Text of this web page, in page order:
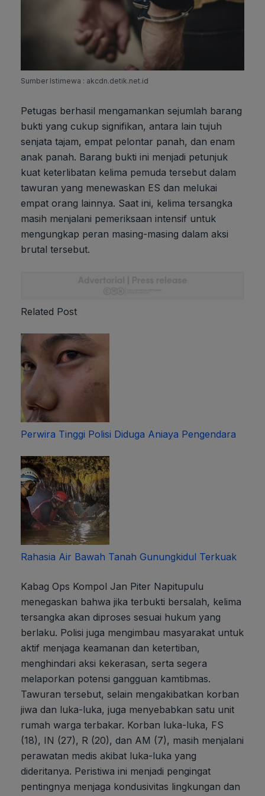
Sumber Istimewa : akcdn.detik.net.id
Petugas berhasil mengamankan sejumlah barang
bukti yang cukup signifikan, antara lain tujuh
senjata tajam, empat pelontar panah, dan enam
anak panah. Barang bukti ini menjadi petunjuk
kuat keterlibatan kelima pemuda tersebut dalam
tawuran yang menewaskan ES dan melukai
empat orang lainnya. Saat ini, kelima tersangka
masih menjalani pemeriksaan intensif untuk
mengungkap peran masing-masing dalam aksi
brutal tersebut.
Related Post
Perwira Tinggi Polisi Diduga Aniaya Pengendara
Rahasia Air Bawah Tanah Gunungkidul Terkuak
Kabag Ops Kompol Jan Piter Napitupulu
menegaskan bahwa jika terbukti bersalah, kelima
tersangka akan diproses sesuai hukum yang
berlaku. Polisi juga mengimbau masyarakat untuk
aktif menjaga keamanan dan ketertiban,
menghindari aksi kekerasan, serta segera
melaporkan potensi gangguan kamtibmas.
Tawuran tersebut, selain mengakibatkan korban
jiwa dan luka-luka, juga menyebabkan satu unit
rumah warga terbakar. Korban luka-luka, FS
(18), IN (27), R (20), dan AM (7), masih menjalani
perawatan medis akibat luka-luka yang
dideritanya. Peristiwa ini menjadi pengingat
pentingnya menjaga kondusivitas lingkungan dan